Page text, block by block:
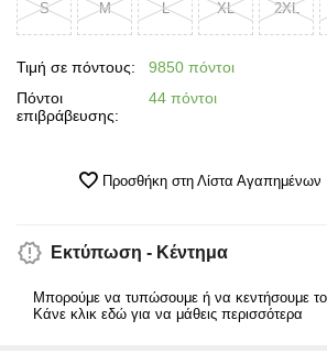
S M L XL 2XL
Τιμή σε πόντους:
9850 πόντοι
Πόντοι
επιβράβευσης:
44 πόντοι
Προσθήκη στη Λίστα Αγαπημένων
Εκτύπωση - Κέντημα
Μπορούμε να τυπώσουμε ή να κεντήσουμε
Κάνε κλικ εδώ για να μάθεις περισσότερα